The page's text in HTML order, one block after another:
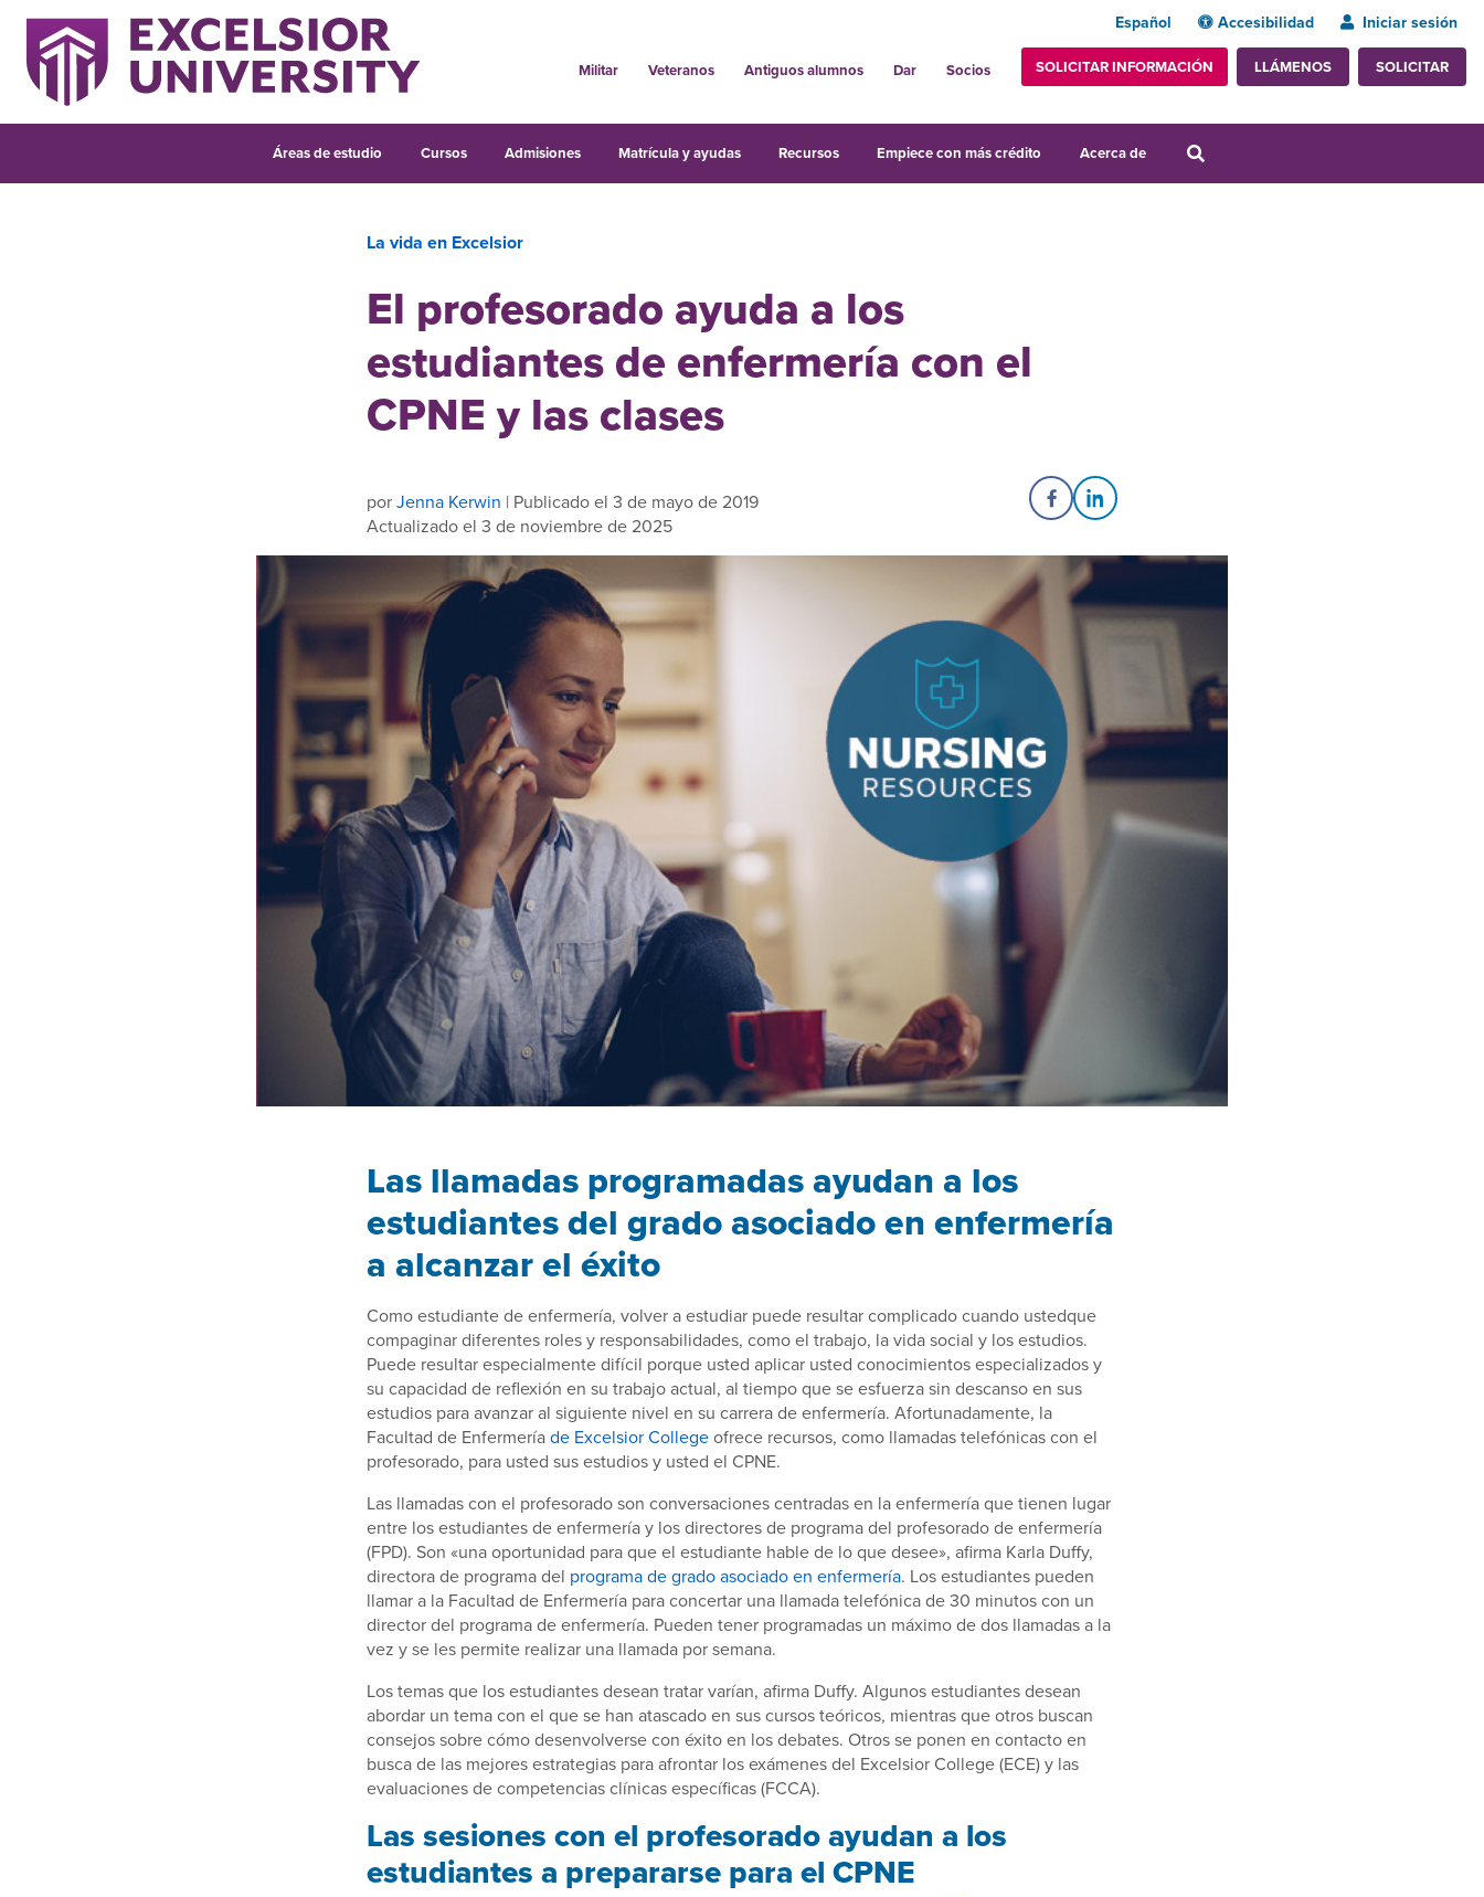
Español Accesibilidad Iniciar sesión
Militar Veteranos Antiguos alumnos Dar Socios SOLICITAR INFORMACIÓN LLÁMENOS SOLICITAR
Áreas de estudio Cursos Admisiones Matrícula y ayudas Recursos Empiece con más crédito Acerca de
La vida en Excelsior
El profesorado ayuda a los
estudiantes de enfermería con el
CPNE y las clases
porJenna Kerwin | Publicado el 3 de mayo de 2019
Actualizado el 3 de noviembre de 2025
Share on Facebook
Share on LinkedIn
Las llamadas programadas ayudan a los
estudiantes del grado asociado en enfermería
a alcanzar el éxito
Como estudiante de enfermería, volver a estudiar puede resultar complicado cuando ustedque
compaginar diferentes roles y responsabilidades, como el trabajo, la vida social y los estudios.
Puede resultar especialmente difícil porque usted aplicar usted conocimientos especializados y
su capacidad de reflexión en su trabajo actual, al tiempo que se esfuerza sin descanso en sus
estudios para avanzar al siguiente nivel en su carrera de enfermería. Afortunadamente, la
Facultad de Enfermeríade Excelsior Collegeofrece recursos, como llamadas telefónicas con el
profesorado, para usted sus estudios y usted el CPNE.
Las llamadas con el profesorado son conversaciones centradas en la enfermería que tienen lugar
entre los estudiantes de enfermería y los directores de programa del profesorado de enfermería
(FPD). Son «una oportunidad para que el estudiante hable de lo que desee», afirma Karla Duffy,
directora de programa del programa de grado asociado en enfermería. Los estudiantes pueden
llamar a la Facultad de Enfermería para concertar una llamada telefónica de 30 minutos con un
director del programa de enfermería. Pueden tener programadas un máximo de dos llamadas a la
vez y se les permite realizar una llamada por semana.
Los temas que los estudiantes desean tratar varían, afirma Duffy. Algunos estudiantes desean
abordar un tema con el que se han atascado en sus cursos teóricos, mientras que otros buscan
consejos sobre cómo desenvolverse con éxito en los debates. Otros se ponen en contacto en
busca de las mejores estrategias para afrontar los exámenes del Excelsior College (ECE) y las
evaluaciones de competencias clínicas específicas (FCCA).
Las sesiones con el profesorado ayudan a los
estudiantes a prepararse para el CPNE